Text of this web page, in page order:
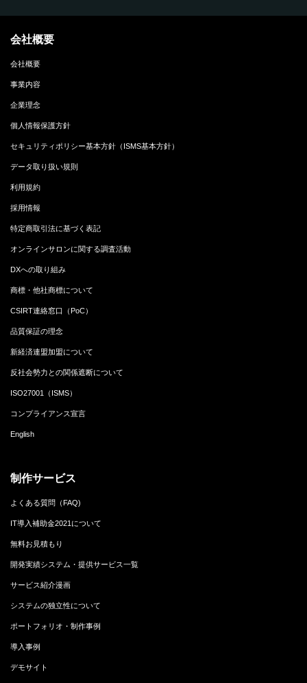
会社概要
会社概要
事業内容
企業理念
個人情報保護方針
セキュリティポリシー基本方針（ISMS基本方針）
データ取り扱い規則
利用規約
採用情報
特定商取引法に基づく表記
オンラインサロンに関する調査活動
DXへの取り組み
商標・他社商標について
CSIRT連絡窓口（PoC）
品質保証の理念
新経済連盟加盟について
反社会勢力との関係遮断について
ISO27001（ISMS）
コンプライアンス宣言
English
制作サービス
よくある質問（FAQ)
IT導入補助金2021について
無料お見積もり
開発実績システム・提供サービス一覧
サービス紹介漫画
システムの独立性について
ポートフォリオ・制作事例
導入事例
デモサイト